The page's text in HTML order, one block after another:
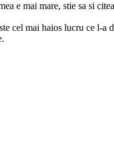
e mai mare, stie sa si
cel mai haios lucru ce l-a